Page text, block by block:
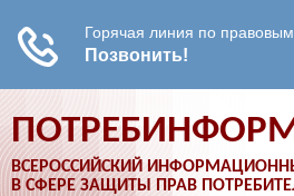
ВСЕРОССИЙСКИЙ
В СФЕРЕ ЗАЩИТЫ ПРАВ